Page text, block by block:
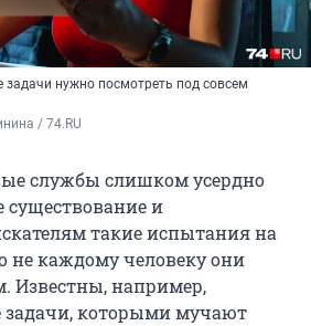
нужно посмотреть под совсем
/ 74.RU
службы слишком усердно
и
такие испытания на
не каждому человеку они
Известны, например,
задачи, которыми мучают